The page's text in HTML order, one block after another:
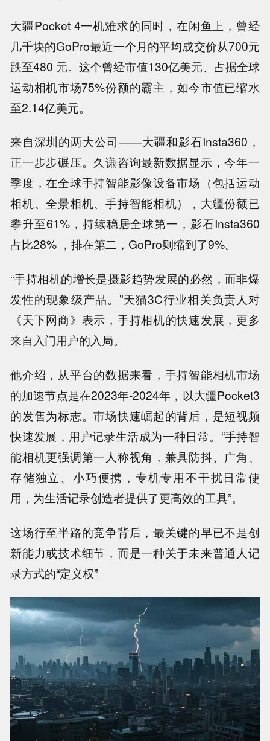
大疆Pocket 4一机难求的同时，在闲鱼上，曾经
几千块的GoPro最近一个月的平均成交价从700元
跌至480 元。这个曾经市值130亿美元、占据全球
运动相机市场75%份额的霸主，如今市值已缩水
至2.14亿美元。
来自深圳的两大公司——大疆和影石Insta360，
正一步步碾压。久谦咨询最新数据显示，今年一
季度，在全球手持智能影像设备市场（包括运动
相机、全景相机、手持智能相机），大疆份额已
攀升至61%，持续稳居全球第一，影石Insta360
占比28% ，排在第二，GoPro则缩到了9%。
“手持相机的增长是摄影趋势发展的必然，而非爆
发性的现象级产品。”天猫3C行业相关负责人对
《天下网商》表示，手持相机的快速发展，更多
来自入门用户的入局。
他介绍，从平台的数据来看，手持智能相机市场
的加速节点是在2023年-2024年，以大疆Pocket3
的发售为标志。市场快速崛起的背后，是短视频
快速发展，用户记录生活成为一种日常。“手持智
能相机更强调第一人称视角，兼具防抖、广角、
存储独立、小巧便携，专机专用不干扰日常使
用，为生活记录创造者提供了更高效的工具”。
这场行至半路的竞争背后，最关键的早已不是创
新能力或技术细节，而是一种关于未来普通人记
录方式的“定义权”。